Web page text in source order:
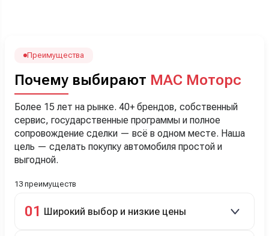
менеджеру Сергею, профессионал своего дела!
Преимущества
Почему выбирают МАС Моторс
Более 15 лет на рынке. 40+ брендов, собственный
сервис, государственные программы и полное
сопровождение сделки — всё в одном месте. Наша
цель — сделать покупку автомобиля простой и
выгодной.
13 преимуществ
01 Широкий выбор и низкие цены